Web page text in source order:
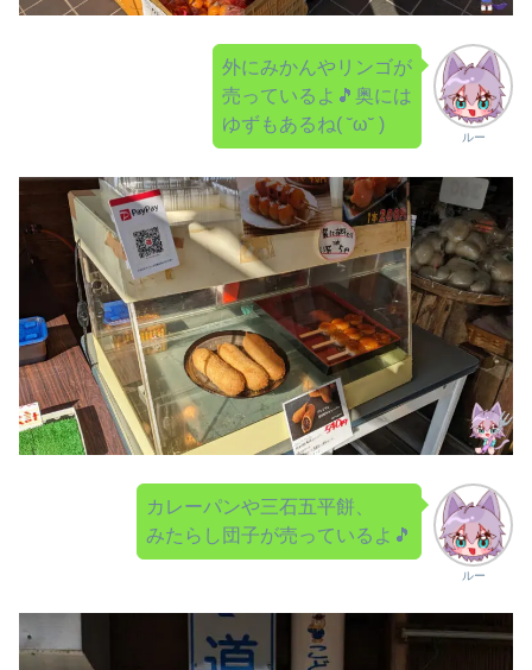
ルー
外にみかんやリンゴが
売っているよ🎵奥には
ゆずもあるね( ˘ω˘ )
ルー
カレーパンや三石五平餅、
みたらし団子が売っているよ🎵